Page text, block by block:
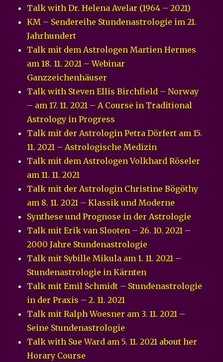
Talk with Dr. Helena Avelar (1964 – 2021)
KM – Sendereihe Stundenastrologie im 21.
Jahrhundert
Talk mit dem Astrologen Martien Hermes
am 18. 11. 2021 – Webinar
Ganzzeichenhäuser
Talk with Steven Ellis Birchfield – Norway
– am 17. 11. 2021 – A Course in Traditional
Astrology in Progress
Talk mit der Astrologin Petra Dörfert am 15.
11. 2021 – Astrologische Medizin
Talk mit dem Astrologen Volkhard Röseler
am 11. 11. 2021
Talk mit der Astrologin Christine Bögöthy
am 8. 11. 2021 – Klassik und Moderne
Synthese und Prognose in der Astrologie
Talk mit Erik van Slooten – 26. 10. 2021 –
2000 Jahre Stundenastrologie
Talk mit Sybille Mikula am 1. 11. 2021 –
Stundenastrologie in Kärnten
Talk mit Emil Schmidt – Stundenastrologie
in der Praxis – 2. 11. 2021
Talk mit Ralph Woesner am 3. 11. 2021 –
Seine Stundenastrologie
Talk with Sue Ward am 5. 11. 2021 about her
Horary Course